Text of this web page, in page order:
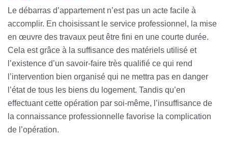
Le débarras d’appartement n’est pas un acte facile à
accomplir. En choisissant le service professionnel, la mise
en œuvre des travaux peut être fini en une courte durée.
Cela est grâce à la suffisance des matériels utilisé et
l’existence d’un savoir-faire très qualifié ce qui rend
l’intervention bien organisé qui ne mettra pas en danger
l’état de tous les biens du logement. Tandis qu’en
effectuant cette opération par soi-même, l’insuffisance de
la connaissance professionnelle favorise la complication
de l’opération.